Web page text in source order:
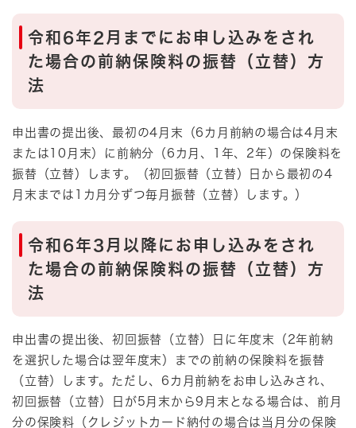
令和6年2月までにお申し込みをされ
た場合の前納保険料の振替（立替）方
法
申出書の提出後、最初の4月末（6カ月前納の場合は4月末
または10月末）に前納分（6カ月、1年、2年）の保険料を
振替（立替）します。（初回振替（立替）日から最初の4
月末までは1カ月分ずつ毎月振替（立替）します。）
令和6年3月以降にお申し込みをされ
た場合の前納保険料の振替（立替）方
法
申出書の提出後、初回振替（立替）日に年度末（2年前納
を選択した場合は翌年度末）までの前納の保険料を振替
（立替）します。ただし、6カ月前納をお申し込みされ、
初回振替（立替）日が5月末から9月末となる場合は、前月
分の保険料（クレジットカード納付の場合は当月分の保険